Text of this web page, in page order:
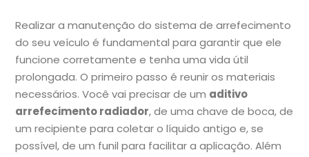
Realizar a manutenção do sistema de arrefecimento
do seu veículo é fundamental para garantir que ele
funcione corretamente e tenha uma vida útil
prolongada. O primeiro passo é reunir os materiais
necessários. Você vai precisar de um aditivo
arrefecimento radiador, de uma chave de boca, de
um recipiente para coletar o líquido antigo e, se
possível, de um funil para facilitar a aplicação. Além